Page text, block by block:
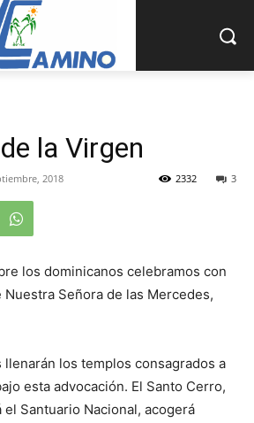
la Virgen
2018 3
2332
los dominicanos celebramos con
Señora de las Mercedes,
los templos consagrados a
esta advoca­ción. El Santo Cerro,
el San­tuario Nacional, acogerá